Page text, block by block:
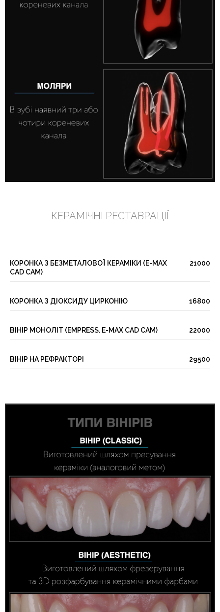
КЕРАМІЧНІ РЕСТАВРАЦІЇ
КОРОНКА З БЕЗМЕТАЛОВОЇ КЕРАМІКИ (E-MAX
CAD CAM)
21000
КОРОНКА З ДІОКСИДУ ЦИРКОНІЮ 16800
ВІНІР МОНОЛІТ (EMPRESS. E-MAX CAD CAM) 22000
ВІНІР НА РЕФРАКТОРІ 29500